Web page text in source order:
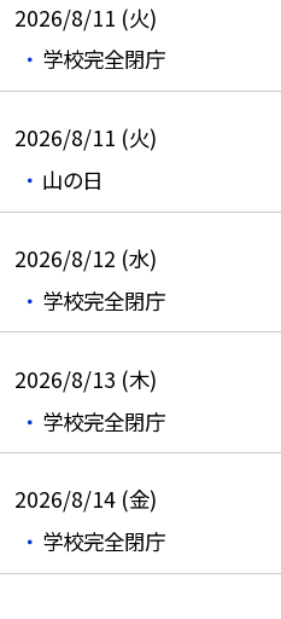
2026/8/11 (火)
学校完全閉庁
2026/8/11 (火)
山の日
2026/8/12 (水)
学校完全閉庁
2026/8/13 (木)
学校完全閉庁
2026/8/14 (金)
学校完全閉庁